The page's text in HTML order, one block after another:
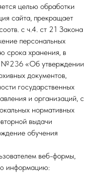
целью обработки
сайта, прекращает
с ч.4. ст 21 Закона
персональных
срока хранения, в
№236 «Об утверждении
документов,
государственных
и организаций, с
нормативных
выдачи
обучения
веб-формы,
информацию: